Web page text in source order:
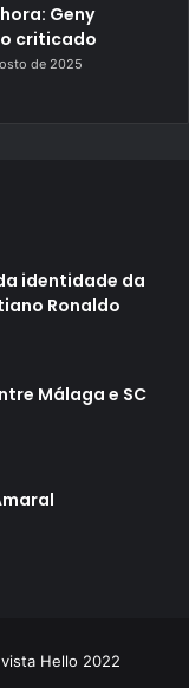
Geny
criticado
de 2025
identidade da
Ronaldo
Málaga e SC
Hello 2022